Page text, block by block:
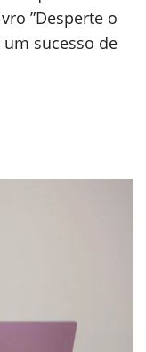
”Desperte o
sucesso de